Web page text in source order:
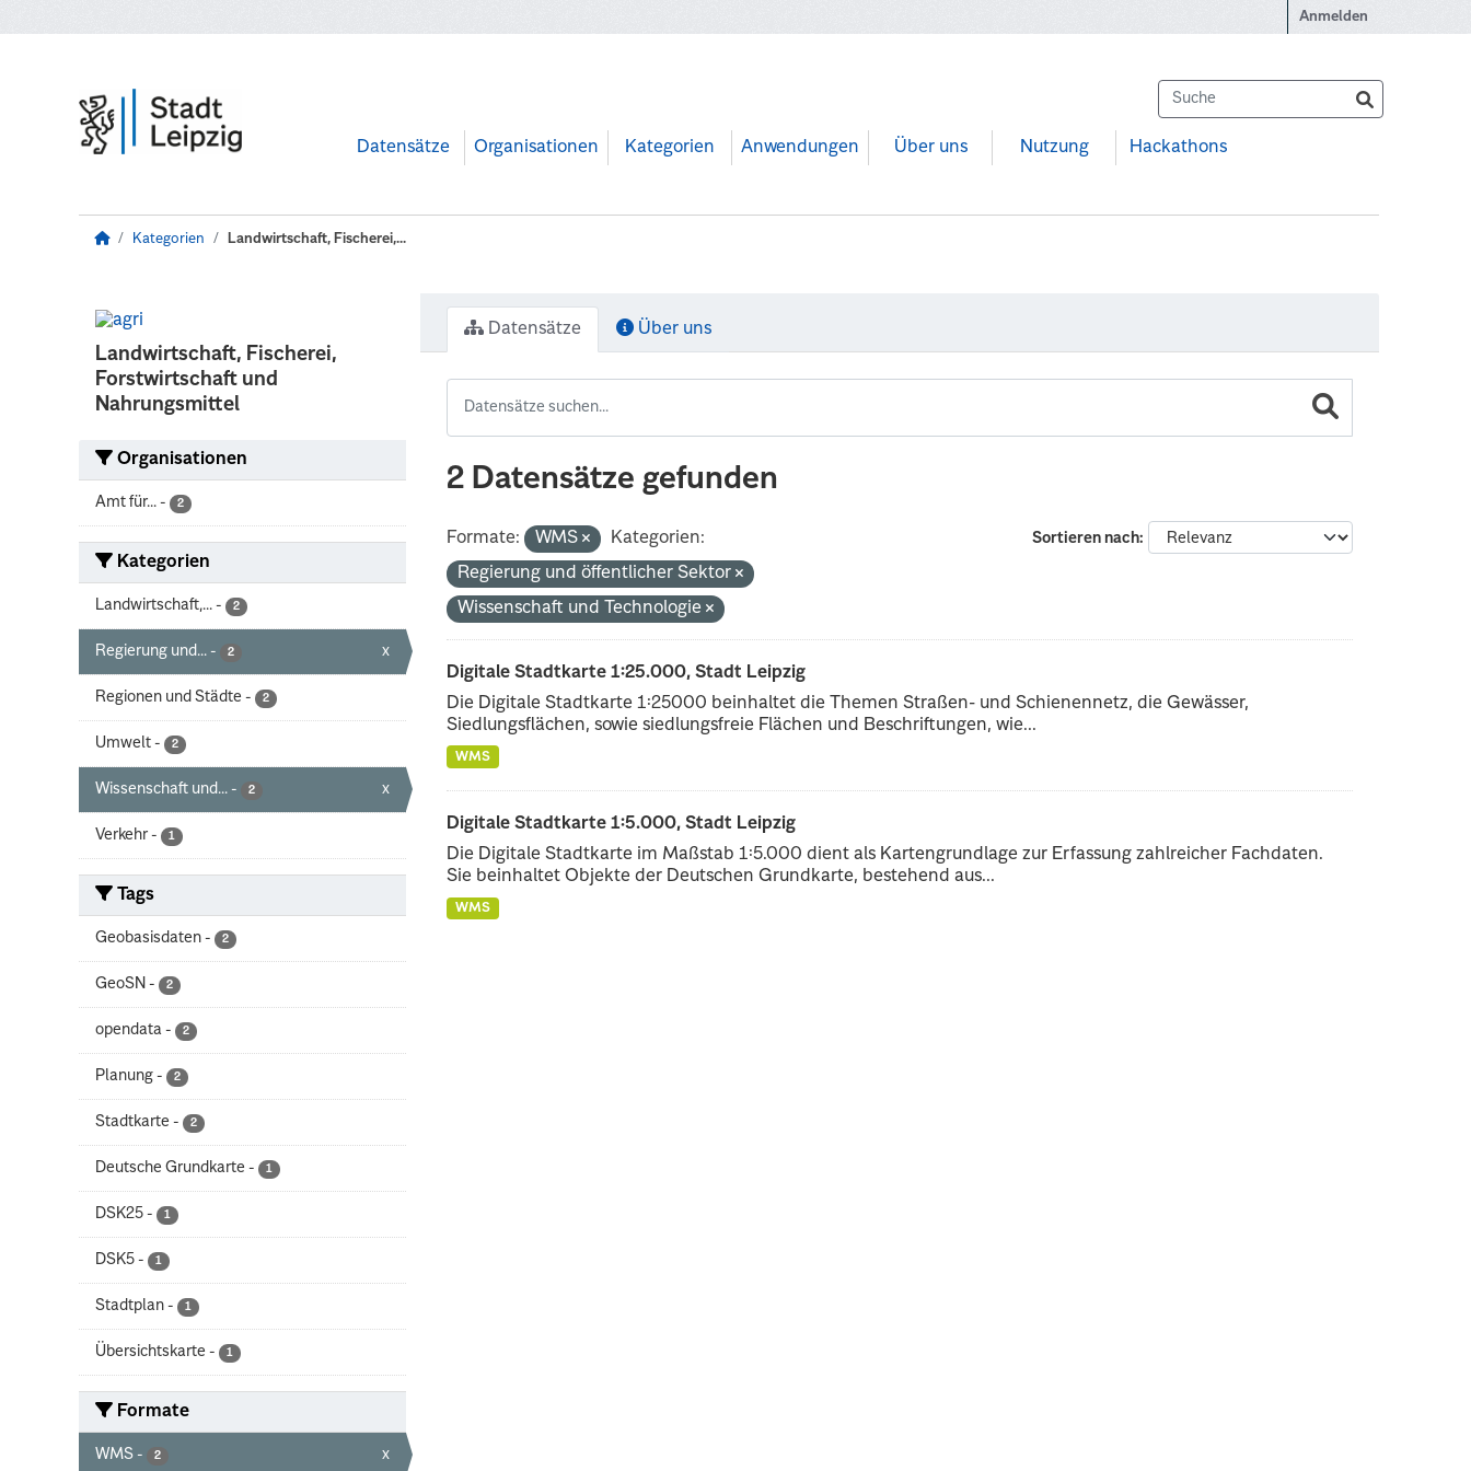
Anmelden
Datensätze Organisationen Kategorien Anwendungen Über uns Nutzung Hackathons
Kategorien Landwirtschaft, Fischerei,...
Landwirtschaft, Fischerei,
Forstwirtschaft und
Nahrungsmittel
Organisationen
Amt für... - 2
Kategorien
Landwirtschaft,... - 2
Regierung und... - 2 x
Regionen und Städte - 2
Umwelt - 2
Wissenschaft und... - 2 x
Verkehr - 1
Tags
Geobasisdaten - 2
GeoSN - 2
opendata - 2
Planung - 2
Stadtkarte - 2
Deutsche Grundkarte - 1
DSK25 - 1
DSK5 - 1
Stadtplan - 1
Übersichtskarte - 1
Formate
WMS - 2 x
Datensätze Über uns
2 Datensätze gefunden
Sortieren nach
Formate: WMS
Kategorien:
Regierung und öffentlicher Sektor
Wissenschaft und Technologie
Digitale Stadtkarte 1:25.000, Stadt Leipzig
Die Digitale Stadtkarte 1:25000 beinhaltet die Themen Straßen- und Schienennetz, die Gewässer,
Siedlungsflächen, sowie siedlungsfreie Flächen und Beschriftungen, wie...
WMS
Digitale Stadtkarte 1:5.000, Stadt Leipzig
Die Digitale Stadtkarte im Maßstab 1:5.000 dient als Kartengrundlage zur Erfassung zahlreicher Fachdaten.
Sie beinhaltet Objekte der Deutschen Grundkarte, bestehend aus...
WMS